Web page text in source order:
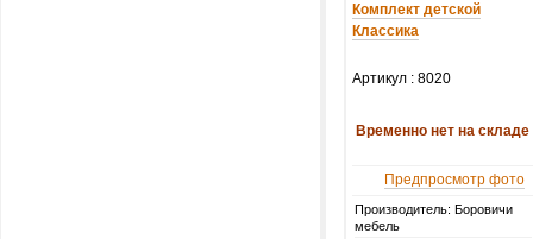
Комплект детской
Классика
Артикул : 8020
Временно нет на складе
Предпросмотр фото
Производитель: Боровичи
мебель